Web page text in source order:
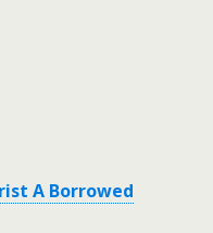
A Borrowed